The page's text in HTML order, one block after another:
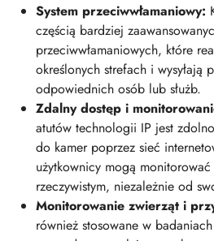
System przeciwwłamaniowy:
częścią bardziej
przeciwwłamaniowych, które
określonych strefach i wysyłają
odpowiednich osób lub służb.
Zdalny dostęp i
atutów technologii IP jest
do kamer poprzez sieć
użytkownicy mogą
rzeczywistym, niezależnie od
Monitorowanie zwierząt i
również stosowane w